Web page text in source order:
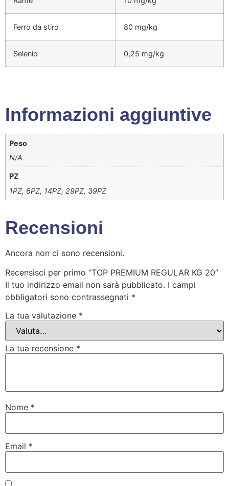
Ferro da stiro 80 mg/kg
Selenio 0,25 mg/kg
Informazioni aggiuntive
Peso
N/A
PZ
1PZ, 6PZ, 14PZ, 29PZ, 39PZ
Recensioni
Ancora non ci sono recensioni.
Recensisci per primo “TOP PREMIUM REGULAR KG 20”
Il tuo indirizzo email non sarà pubblicato. I campi
obbligatori sono contrassegnati *
La tua valutazione *
La tua recensione *
Nome *
Email *